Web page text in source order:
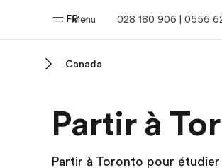
Menu
FR 028 180 906 | 0556
Bienvenue chez EF
Canada
Partir à
Partir à Toronto pour